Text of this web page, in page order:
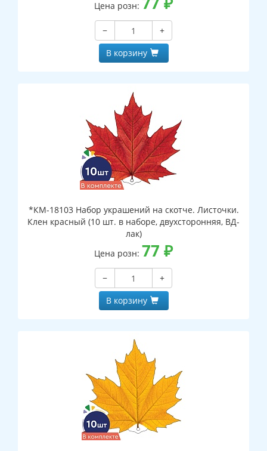
Цена розн:
−
+
В корзину
*КМ-18103 Набор украшений на скотче. Листочки.
Клен красный (10 шт. в наборе, двухсторонняя, ВД-
лак)
Цена розн: 77 ₽
−
+
В корзину